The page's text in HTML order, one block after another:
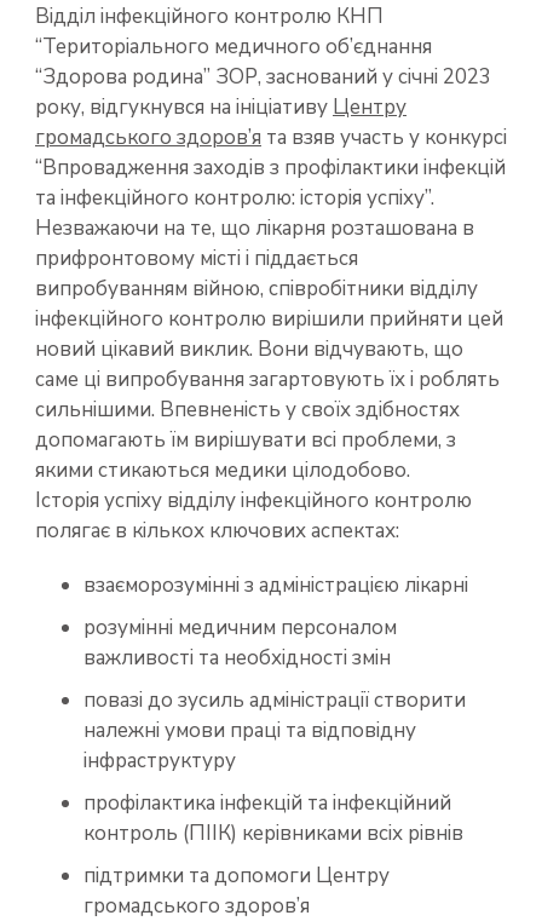
Відділ інфекційного контролю КНП
“Територіального медичного об’єднання
“Здорова родина” ЗОР, заснований у січні 2023
року, відгукнувся на ініціативу Центру
громадського здоров’я та взяв участь у конкурсі
“Впровадження заходів з профілактики інфекцій
та інфекційного контролю: історія успіху”.
Незважаючи на те, що лікарня розташована в
прифронтовому місті і піддається
випробуванням війною, співробітники відділу
інфекційного контролю вирішили прийняти цей
новий цікавий виклик. Вони відчувають, що
саме ці випробування загартовують їх і роблять
сильнішими. Впевненість у своїх здібностях
допомагають їм вирішувати всі проблеми, з
якими стикаються медики цілодобово.
Історія успіху відділу інфекційного контролю
полягає в кількох ключових аспектах:
взаєморозумінні з адміністрацією лікарні
розумінні медичним персоналом
важливості та необхідності змін
повазі до зусиль адміністрації створити
належні умови праці та відповідну
інфраструктуру
профілактика інфекцій та інфекційний
контроль (ПІІК) керівниками всіх рівнів
підтримки та допомоги Центру
громадського здоров’я